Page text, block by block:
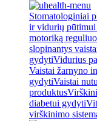
Stomatologiniai
ir vidurių
motoriką
slopinantys
gydytiVidurius
Vaistai žarnyno
gydytiVaistai
produktus
diabetui gydyti
virškinimo